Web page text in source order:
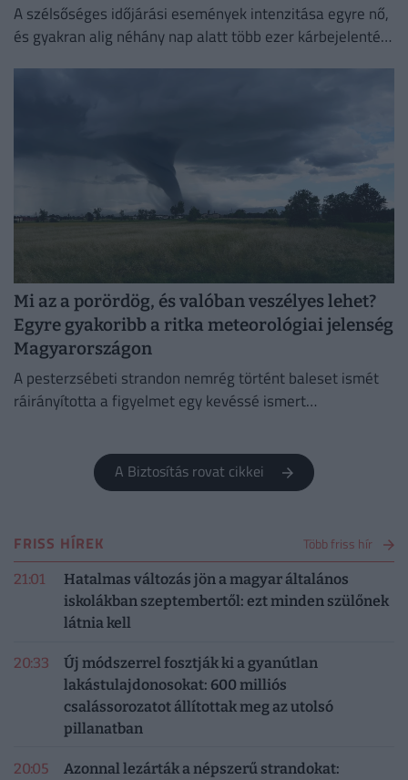
A szélsőséges időjárási események intenzitása egyre nő,
és gyakran alig néhány nap alatt több ezer kárbejelentést
Mi az a porördög, és valóban veszélyes lehet?
Egyre gyakoribb a ritka meteorológiai jelenség
Magyarországon
A pesterzsébeti strandon nemrég történt baleset ismét
ráirányította a figyelmet egy kevéssé ismert
A Biztosítás rovat cikkei
FRISS HÍREK Több friss hír
21:01
Hatalmas változás jön a magyar általános
iskolákban szeptembertől: ezt minden szülőnek
látnia kell
20:33
Új módszerrel fosztják ki a gyanútlan
lakástulajdonosokat: 600 milliós
csalássorozatot állítottak meg az utolsó
pillanatban
20:05
Azonnal lezárták a népszerű strandokat: